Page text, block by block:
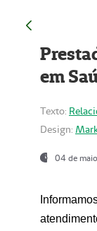
em
Texto:
Design:
04 de